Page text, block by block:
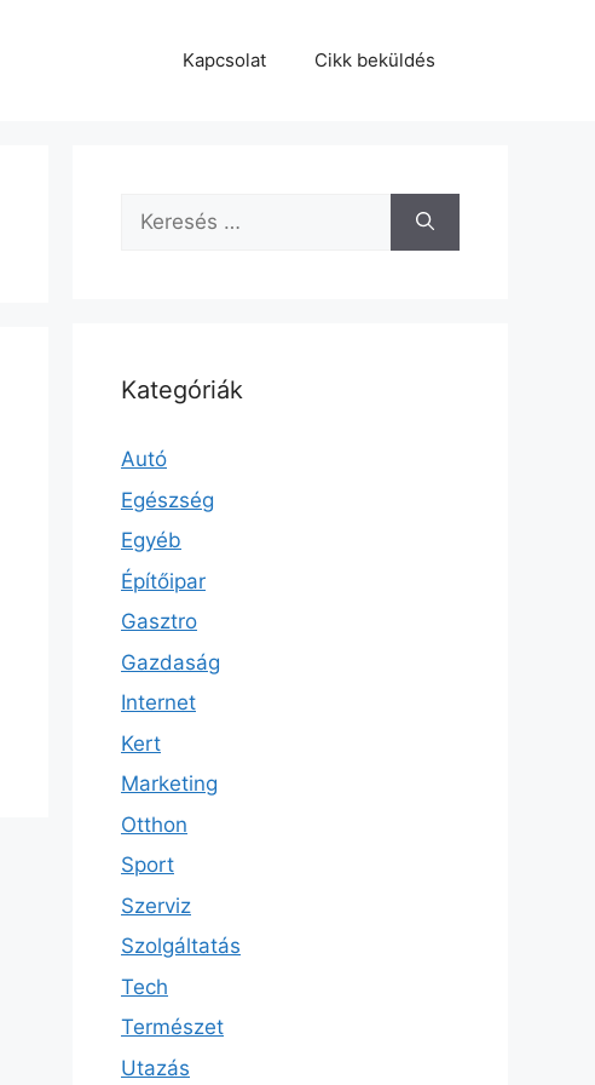
Kapcsolat Cikk beküldés
Keresés:
Kategóriák
Autó
Egészség
Egyéb
Építőipar
Gasztro
Gazdaság
Internet
Kert
Marketing
Otthon
Sport
Szerviz
Szolgáltatás
Tech
Természet
Utazás